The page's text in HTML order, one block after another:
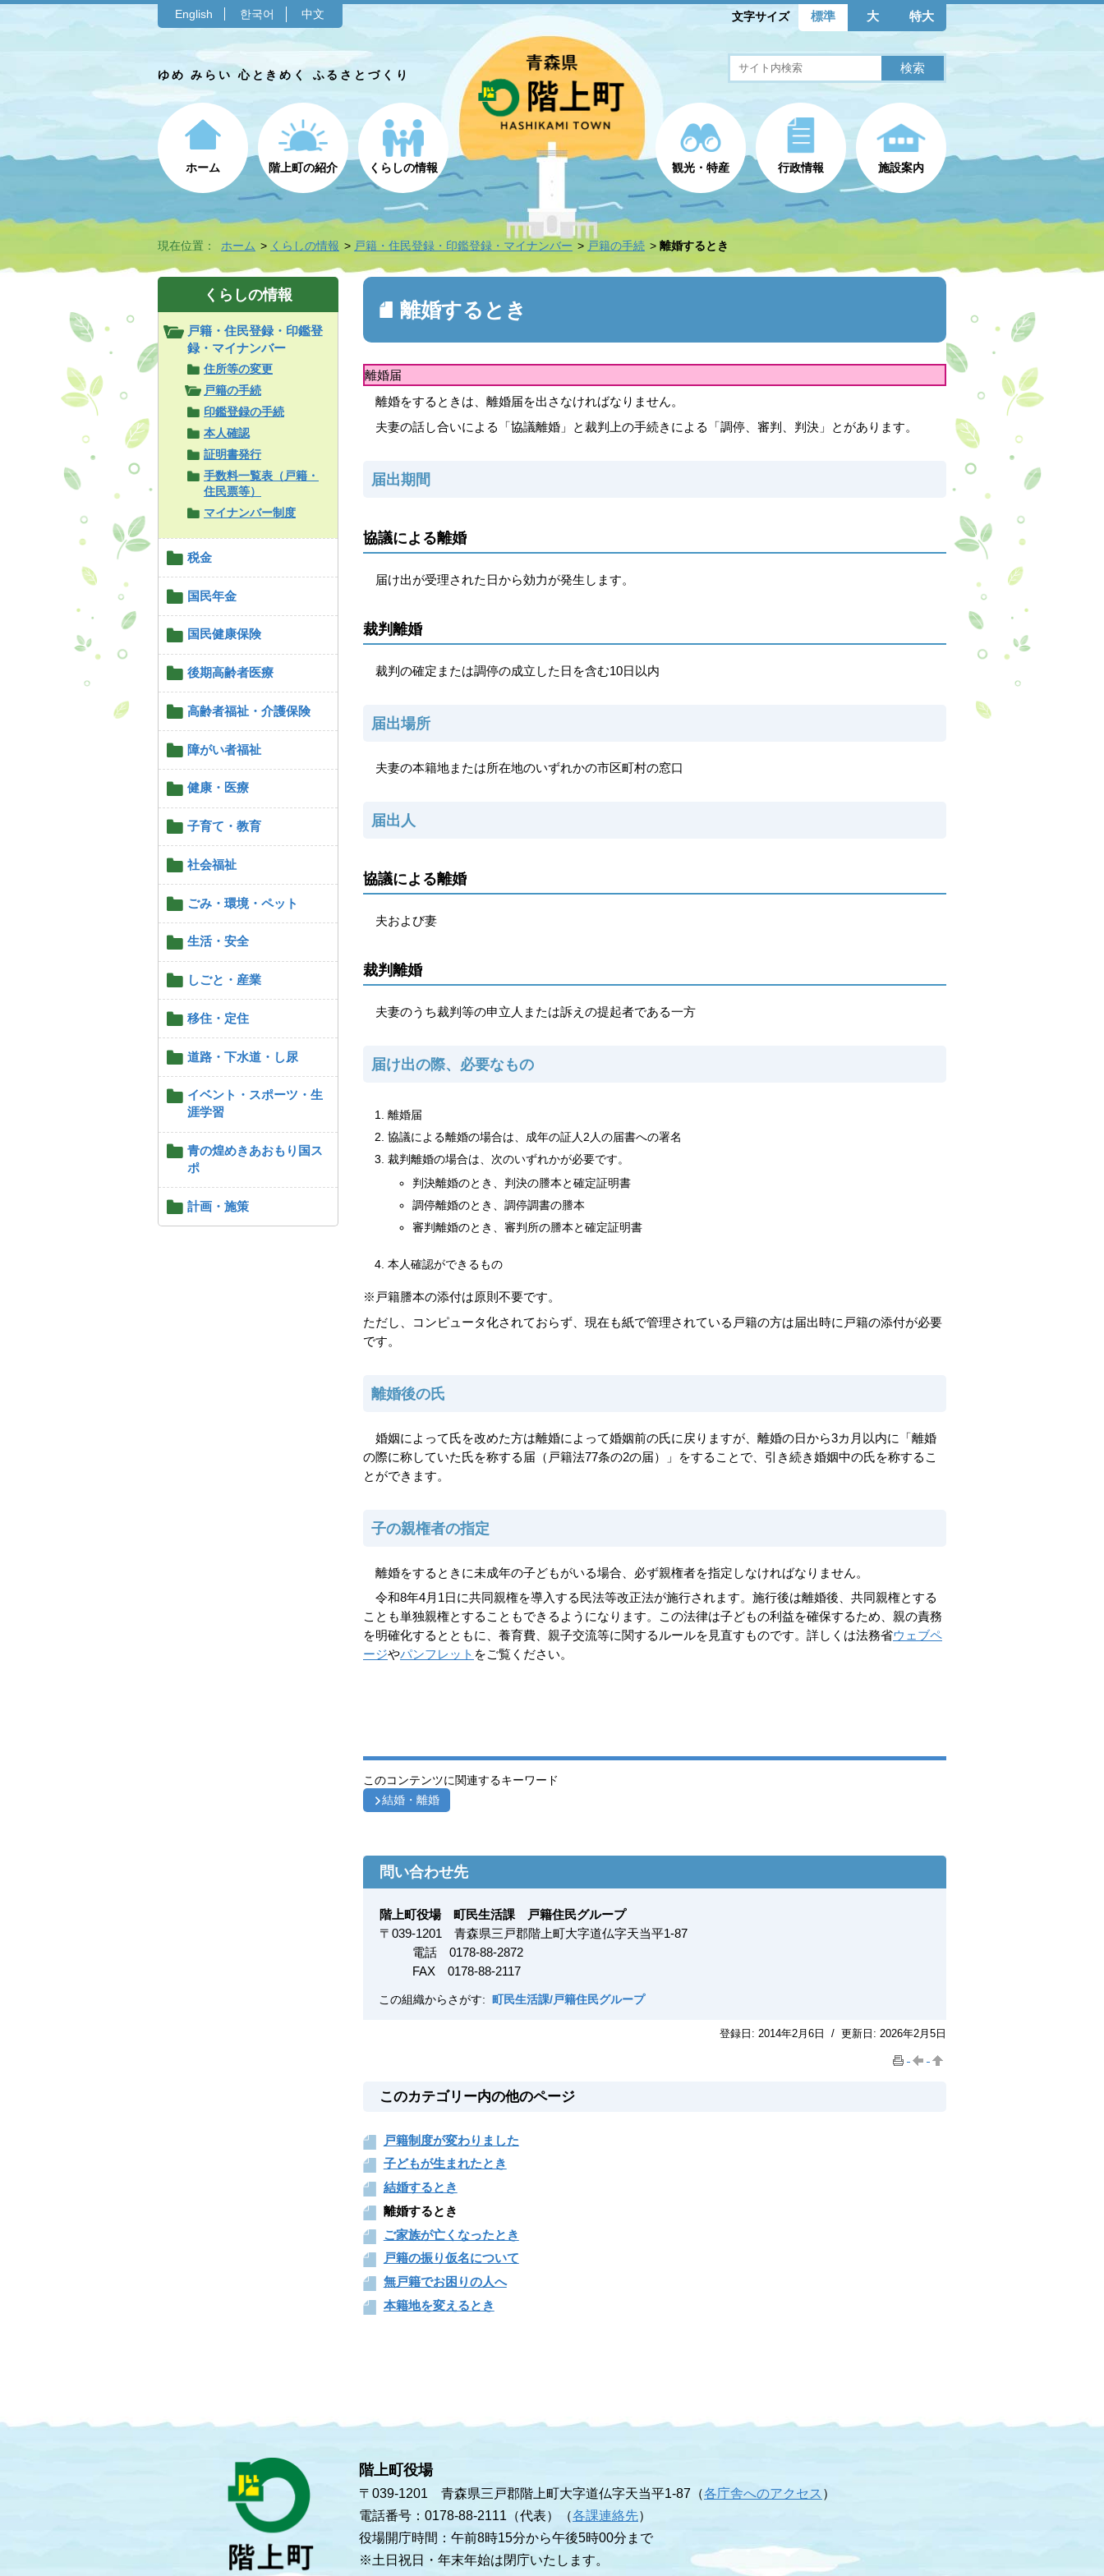
English 한국어 中文 文字サイズ 標準 大 特大
ゆめ みらい 心ときめく ふるさとづくり
ホーム 階上町の紹介 くらしの情報 観光・特産 行政情報 施設案内
現在位置： ホーム くらしの情報 戸籍・住民登録・印鑑登録・マイナンバー 戸籍の手続 離婚するとき
くらしの情報
戸籍・住民登録・印鑑登
録・マイナンバー
住所等の変更
戸籍の手続
印鑑登録の手続
本人確認
証明書発行
手数料一覧表（戸籍・
住民票等）
マイナンバー制度
税金
国民年金
国民健康保険
後期高齢者医療
高齢者福祉・介護保険
障がい者福祉
健康・医療
子育て・教育
社会福祉
ごみ・環境・ペット
生活・安全
しごと・産業
移住・定住
道路・下水道・し尿
イベント・スポーツ・生
涯学習
青の煌めきあおもり国ス
ポ
計画・施策
離婚するとき
離婚届
離婚をするときは、離婚届を出さなければなりません。
夫妻の話し合いによる「協議離婚」と裁判上の手続きによる「調停、審判、判決」とがあります。
届出期間
協議による離婚
届け出が受理された日から効力が発生します。
裁判離婚
裁判の確定または調停の成立した日を含む10日以内
届出場所
夫妻の本籍地または所在地のいずれかの市区町村の窓口
届出人
協議による離婚
夫および妻
裁判離婚
夫妻のうち裁判等の申立人または訴えの提起者である一方
届け出の際、必要なもの
離婚届
協議による離婚の場合は、成年の証人2人の届書への署名
裁判離婚の場合は、次のいずれかが必要です。
判決離婚のとき、判決の謄本と確定証明書
調停離婚のとき、調停調書の謄本
審判離婚のとき、 審判所の謄本と確定証明書
本人確認ができるもの
※戸籍謄本の添付は原則不要です。
ただし、コンピュータ化されておらず、現在も紙で管理されている戸籍の方は届出時に戸籍の添付が必要
です。
離婚後の氏
婚姻によって氏を改めた方は離婚によって婚姻前の氏に戻りますが、離婚の日から3カ月以内に「離婚
の際に称していた氏を称する届（戸籍法77条の2の届）」をすることで、引き続き婚姻中の氏を称するこ
とができます。
子の親権者の指定
離婚をするときに未成年の子どもがいる場合、必ず親権者を指定しなければなりません。
令和8年4月1日に共同親権を導入する民法等改正法が施行されます。施行後は離婚後、共同親権とする
ことも単独親権とすることもできるようになります。この法律は子どもの利益を確保するため、親の責務
を明確化するとともに、養育費、親子交流等に関するルールを見直すものです。詳しくは法務省ウェブペ
ージやパンフレット をご覧ください。
このコンテンツに関連するキーワード
結婚・離婚
問い合わせ先
階上町役場 町民生活課 戸籍住民グループ
〒 039-1201
青森県三戸郡階上町大字道仏字天当平1-87
電話 0178-88-2872
FAX 0178-88-2117
この組織からさがす: 町民生活課/戸籍住民グループ
登録日: 2014年2月6日 / 更新日: 2026年2月5日
このカテゴリー内の他のページ
戸籍制度が変わりました
子どもが生まれたとき
結婚するとき
離婚するとき
ご家族が亡くなったとき
戸籍の振り仮名について
無戸籍でお困りの人へ
本籍地を変えるとき
階上町役場
〒039-1201 青森県三戸郡階上町大字道仏字天当平1-87（各庁舎へのアクセス ）
電話番号：0178-88-2111（代表）（各課連絡先）
役場開庁時間：午前8時15分から午後5時00分まで
※土日祝日・年末年始は閉庁いたします。